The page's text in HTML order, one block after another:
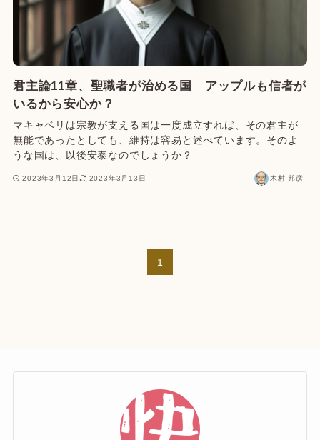
君主論11章、聖職者が治める国 アップルも信者が
いるから安心か？
マキャベリは宗教が支える国は一度成立すれば、その君主が
無能であったとしても、維持は容易と述べています。そのよ
うな国は、以後安泰なのでしょうか？
2023年3月12日 2023年3月13日 木村 邦彦
1